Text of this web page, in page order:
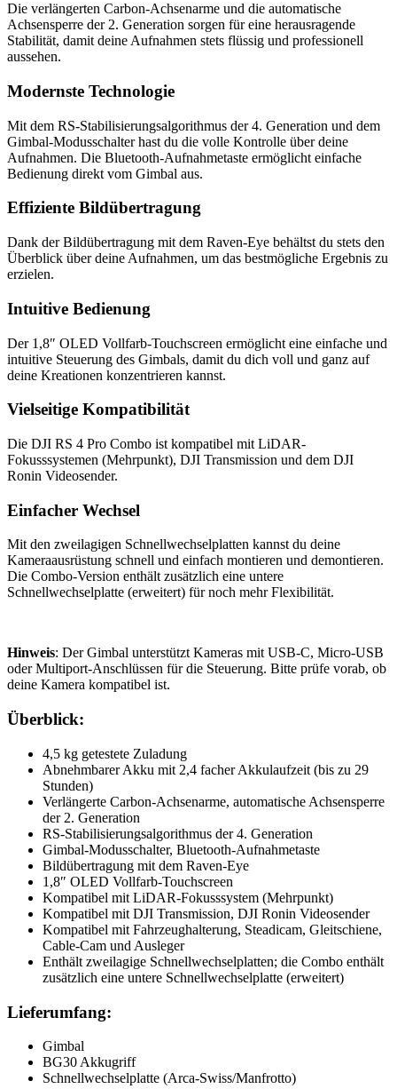
Die verlängerten Carbon-Achsenarme und die automatische
Achsensperre der 2. Generation sorgen für eine herausragende
Stabilität, damit deine Aufnahmen stets flüssig und professionell
aussehen.
Modernste Technologie
Mit dem RS-Stabilisierungsalgorithmus der 4. Generation und dem
Gimbal-Modusschalter hast du die volle Kontrolle über deine
Aufnahmen. Die Bluetooth-Aufnahmetaste ermöglicht einfache
Bedienung direkt vom Gimbal aus.
Effiziente Bildübertragung
Dank der Bildübertragung mit dem Raven-Eye behältst du stets den
Überblick über deine Aufnahmen, um das bestmögliche Ergebnis zu
erzielen.
Intuitive Bedienung
Der 1,8″ OLED Vollfarb-Touchscreen ermöglicht eine einfache und
intuitive Steuerung des Gimbals, damit du dich voll und ganz auf
deine Kreationen konzentrieren kannst.
Vielseitige Kompatibilität
Die DJI RS 4 Pro Combo ist kompatibel mit LiDAR-
Fokusssystemen (Mehrpunkt), DJI Transmission und dem DJI
Ronin Videosender.
Einfacher Wechsel
Mit den zweilagigen Schnellwechselplatten kannst du deine
Kameraausrüstung schnell und einfach montieren und demontieren.
Die Combo-Version enthält zusätzlich eine untere
Schnellwechselplatte (erweitert) für noch mehr Flexibilität.
Hinweis: Der Gimbal unterstützt Kameras mit USB-C, Micro-USB
oder Multiport-Anschlüssen für die Steuerung. Bitte prüfe vorab, ob
deine Kamera kompatibel ist.
Überblick:
4,5 kg getestete Zuladung
Abnehmbarer Akku mit 2,4 facher Akkulaufzeit (bis zu 29
Stunden)
Verlängerte Carbon-Achsenarme, automatische Achsensperre
der 2. Generation
RS-Stabilisierungsalgorithmus der 4. Generation
Gimbal-Modusschalter, Bluetooth-Aufnahmetaste
Bildübertragung mit dem Raven-Eye
1,8″ OLED Vollfarb-Touchscreen
Kompatibel mit LiDAR-Fokusssystem (Mehrpunkt)
Kompatibel mit DJI Transmission, DJI Ronin Videosender
Kompatibel mit Fahrzeughalterung, Steadicam, Gleitschiene,
Cable-Cam und Ausleger
Enthält zweilagige Schnellwechselplatten; die Combo enthält
zusätzlich eine untere Schnellwechselplatte (erweitert)
Lieferumfang:
Gimbal
BG30 Akkugriff
Schnellwechselplatte (Arca-Swiss/Manfrotto)